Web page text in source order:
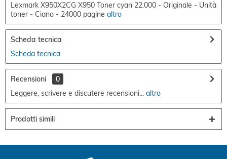
Lexmark X950X2CG X950 Toner cyan 22.000 - Originale - Unità
toner - Ciano - 24000 pagine altro
Scheda tecnica
Scheda tecnica
Recensioni
0
Leggere, scrivere e discutere recensioni... altro
Prodotti simili